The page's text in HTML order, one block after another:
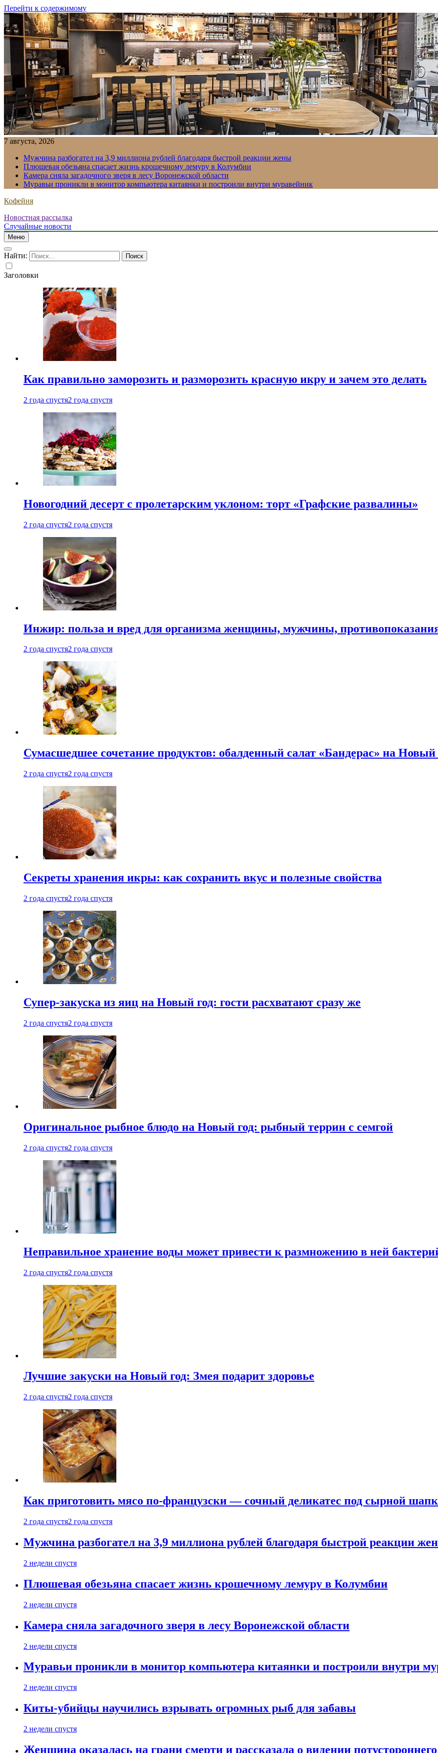
Перейти к содержимому
7 августа, 2026
Мужчина разбогател на 3,9 миллиона рублей благодаря быстрой реакции жены
Плюшевая обезьяна спасает жизнь крошечному лемуру в Колумбии
Камера сняла загадочного зверя в лесу Воронежской области
Муравьи проникли в монитор компьютера китаянки и построили внутри муравейник
Кофейня
Новостная рассылка
Случайные новости
Меню
Найти:
Заголовки
Как правильно заморозить и разморозить красную икру и зачем это делать
2 года спустя2 года спустя
Новогодний десерт с пролетарским уклоном: торт «Графские развалины»
2 года спустя2 года спустя
Инжир: польза и вред для организма женщины, мужчины,
2 года спустя2 года спустя
Сумасшедшее сочетание продуктов: обалденный салат «Бандерас» на Новый
2 года спустя2 года спустя
Секреты хранения икры: как сохранить вкус и полезные свойства
2 года спустя2 года спустя
Супер-закуска из яиц на Новый год: гости расхватают сразу же
2 года спустя2 года спустя
Оригинальное рыбное блюдо на Новый год: рыбный террин с семгой
2 года спустя2 года спустя
Неправильное хранение воды может привести к размножению в ней
2 года спустя2 года спустя
Лучшие закуски на Новый год: Змея подарит здоровье
2 года спустя2 года спустя
Как приготовить мясо по-французски — сочный деликатес под сырной
2 года спустя2 года спустя
Мужчина разбогател на 3,9 миллиона рублей благодаря быстрой реакции
2 недели спустя
Плюшевая обезьяна спасает жизнь крошечному лемуру в Колумбии
2 недели спустя
Камера сняла загадочного зверя в лесу Воронежской области
2 недели спустя
Муравьи проникли в монитор компьютера китаянки и построили внутри
2 недели спустя
Киты-убийцы научились взрывать огромных рыб для забавы
2 недели спустя
Женщина оказалась на грани смерти и рассказала о видении